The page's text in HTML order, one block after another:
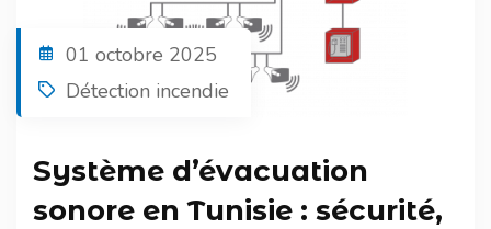
01 octobre 2025
Détection incendie
Système d’évacuation
sonore en Tunisie : sécurité,